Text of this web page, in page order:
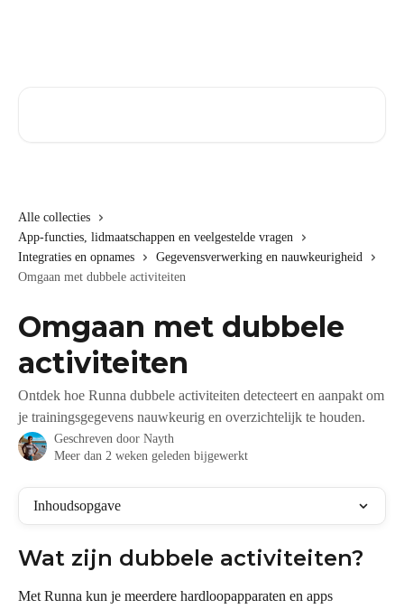
Alle collecties
App-functies, lidmaatschappen en veelgestelde vragen
Integraties en opnames
Gegevensverwerking en nauwkeurigheid
Omgaan met dubbele activiteiten
Omgaan met dubbele
activiteiten
Ontdek hoe Runna dubbele activiteiten detecteert en aanpakt om
je trainingsgegevens nauwkeurig en overzichtelijk te houden.
Geschreven door Nayth
Meer dan 2 weken geleden bijgewerkt
Inhoudsopgave
Wat zijn dubbele activiteiten?
Met Runna kun je meerdere hardloopapparaten en apps